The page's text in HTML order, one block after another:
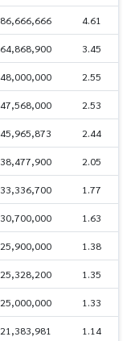
86,666,666 4.61
64,868,900 3.45
48,000,000 2.55
47,568,000 2.53
45,965,873 2.44
38,477,900 2.05
33,336,700 1.77
30,700,000 1.63
25,900,000 1.38
25,328,200 1.35
25,000,000 1.33
21,383,981 1.14